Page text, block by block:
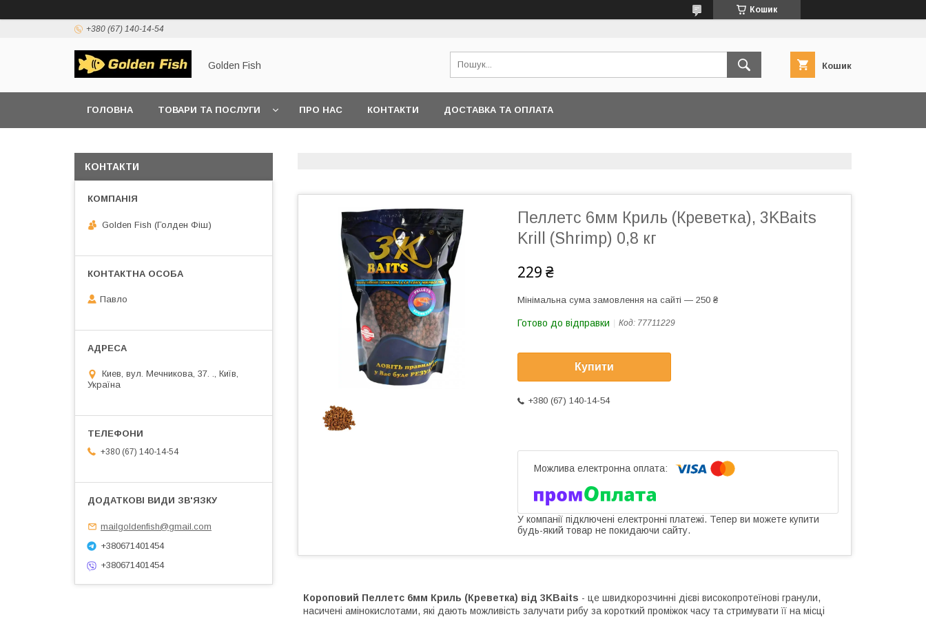
Кошик
+380 (67) 140-14-54
Golden Fish Кошик
ГОЛОВНА ТОВАРИ ТА ПОСЛУГИ ПРО НАС КОНТАКТИ ДОСТАВКА ТА ОПЛАТА
Пеллетс 6мм Криль (Креветка), 3KBaits
Krill (Shrimp) 0,8 кг
229 ₴
Мінімальна сума замовлення на сайті — 250 ₴
Готово до відправки Код: 77711229
Купити
+380 (67) 140-14-54
У компанії підключені електронні платежі. Тепер ви можете купити
будь-який товар не покидаючи сайту.
Короповий Пеллетс 6мм Криль (Креветка) від 3KBaits - це швидкорозчинні дієві високопротеїнові гранули,
насичені амінокислотами, які дають можливість залучати рибу за короткий проміжок часу та стримувати її на місці
КОНТАКТИ
Golden Fish (Голден Фіш)
Павло
Киев, вул. Мечникова, 37. ., Київ,
Україна
+380 (67) 140-14-54
mailgoldenfish@gmail.com
+380671401454
+380671401454